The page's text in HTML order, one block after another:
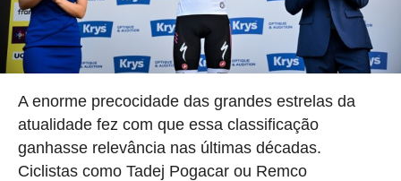
A enorme precocidade das grandes estrelas da
atualidade fez com que essa classificação
ganhasse relevância nas últimas décadas.
Ciclistas como Tadej Pogacar ou Remco